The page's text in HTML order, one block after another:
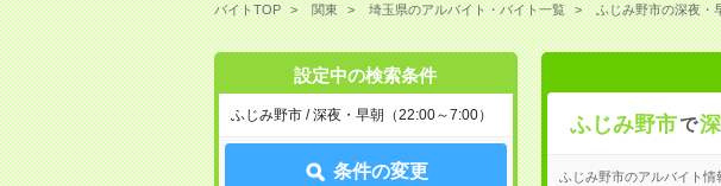
バイトTOP 関東 埼玉県のアルバイト・バイト一覧 ふじみ野市の深夜・
設定中の検索条件
ふじみ野市 / 深夜・早朝（22:00～7:00）
条件の変更
ふじみ野市で
ふじみ野市のアルバイト情